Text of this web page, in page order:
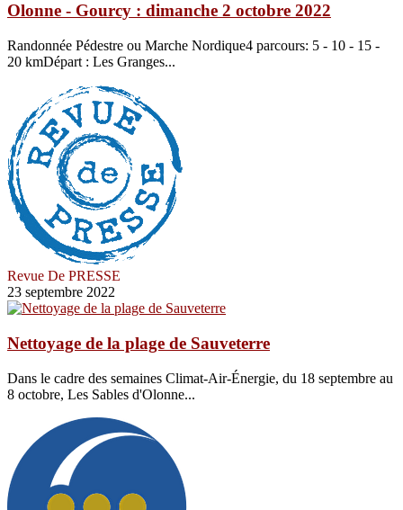
Olonne - Gourcy : dimanche 2 octobre 2022
Randonnée Pédestre ou Marche Nordique4 parcours: 5 - 10 - 15 -
20 kmDépart : Les Granges...
Revue De PRESSE
23 septembre 2022
Nettoyage de la plage de Sauveterre
Dans le cadre des semaines Climat-Air-Énergie, du 18 septembre au
8 octobre, Les Sables d'Olonne...